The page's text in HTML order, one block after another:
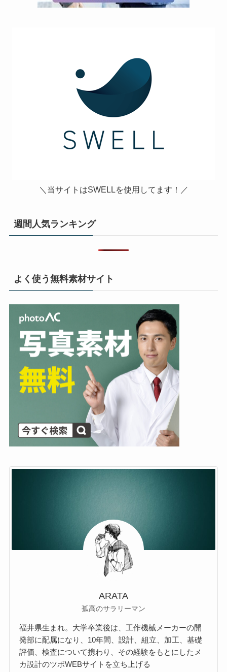
＼当サイトはSWELLを使用してます！／
週間人気ランキング
よく使う無料素材サイト
ARATA
孤高のサラリーマン
福井県生まれ。大学卒業後は、工作機械メーカーの開
発部に配属になり、10年間、設計、組立、加工、基礎
評価、検査について携わり、その経験をもとにしたメ
カ設計のツボWEBサイトを立ち上げる